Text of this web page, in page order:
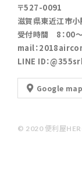
〒527-0091
滋賀県東近江市
受付時間 8：00～
mail：
LINE ID：
Google map
© 2020 便利屋